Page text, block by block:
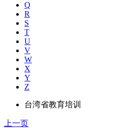
Q
R
S
T
U
V
W
X
Y
Z
台湾省教育培训
上一页